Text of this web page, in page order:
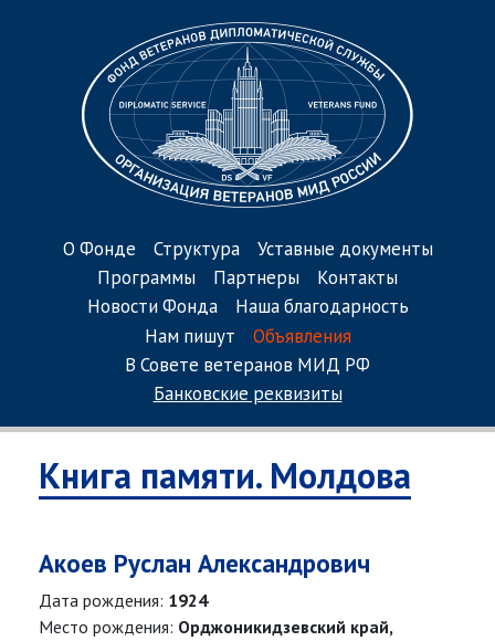
О Фонде Структура
Уставные документы
Программы
Партнеры
Контакты
Новости Фонда
Наша благодарность
Нам пишут
Объявления
В Совете ветеранов МИД РФ
Банковские реквизиты
Книга памяти. Молдова
Акоев Руслан Александрович
Дата рождения: 1924
Место рождения: Орджоникидзевский край,